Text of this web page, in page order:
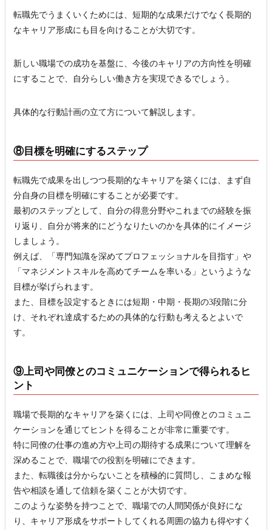
転職先でうまくいくためには、短期的な成果だけでなく長期的
なキャリア形成にも目を向けることが大切です。
新しい職場での成功を基盤に、今後のキャリアの方向性を明確
にすることで、自分らしい働き方を実現できるでしょう。
具体的な行動計画の立て方について解説します。
⑧目標を明確にするステップ
転職先で成果を出しつつ長期的なキャリアを築くには、まず自
分自身の目標を明確にすることが必要です。
最初のステップとして、自分の得意分野やこれまでの経験を振
り返り、自分が将来的にどうなりたいのかを具体的にイメージ
しましょう。
例えば、「専門知識を深めてプロフェッショナルを目指す」や
「マネジメントスキルを高めてチームを率いる」というような
目標が挙げられます。
また、目標を設定するときには短期・中期・長期の3段階に分
け、それぞれ達成するための具体的な行動も考えるとよいで
す。
⑨上司や同僚とのコミュニケーションで得られるヒ
ント
職場で長期的なキャリアを築くには、上司や同僚とのコミュニ
ケーションを通じてヒントを得ることが非常に重要です。
特に同僚の仕事の進め方や上司の期待する成果について理解を
深めることで、職場での役割を明確にできます。
また、転職後は分からないことを積極的に質問し、こまめな報
告や相談を通して信頼を築くことが大切です。
このような姿勢を持つことで、職場での人間関係が良好にな
り、キャリア形成をサポートしてくれる周囲の協力も得やすく